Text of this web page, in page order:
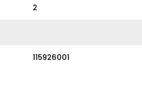
2
115926001